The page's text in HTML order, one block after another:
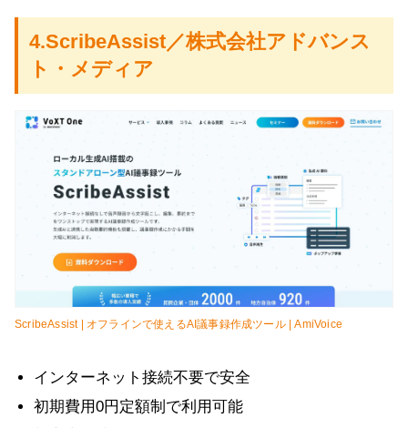
4.ScribeAssist／株式会社アドバンス
ト・メディア
ScribeAssist | オフラインで使えるAI議事録作成ツール | AmiVoice
インターネット接続不要で安全
初期費用0円定額制で利用可能